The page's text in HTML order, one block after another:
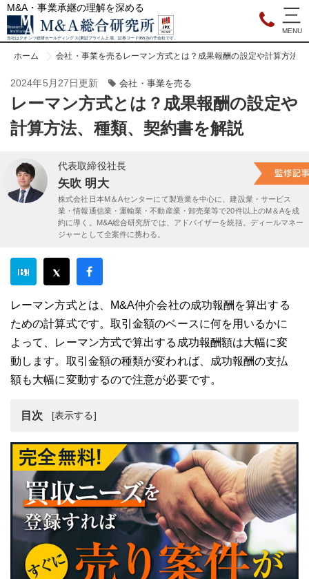
M&A・事業承継の理解を深める
当社はクオンツ総研ホールディングス(東証プライム上場、証券コード9552)の子会社です。
ホーム 会社・事業を売るレーマン方式とは？成果報酬の設定や計算方法
2024年5月27日更新 会社・事業を売る
レーマン方式とは？成果報酬の設定や
計算方法、種類、契約書を解説
代表取締役社長
矢吹 明大
株式会社日本M＆Aセンターにて製造業を中心に、建設業・サービス
業・情報通信業・運輸業・不動産業・卸売業等で20件以上のM＆Aを成
約に導く。M&A総合研究所では、アドバイザーを統括。ディールマネー
ジャーとして全案件に携わる。
レーマン方式とは、M&A仲介会社の成功報酬を算出する
ための計算式です。取引金額のベースに何を用いるかに
よって、レーマン方式で算出する成功報酬額は大幅に変
動します。取引金額の種類が変われば、成功報酬の支払
額も大幅に変動するので注意が必要です。
目次
レーマン方式とは？意味や報酬料率を解説
レーマン方式の種類
レーマン方式の計算・算出方法
レーマン方式を活用するメリット
レーマン方式を活用するデメリット